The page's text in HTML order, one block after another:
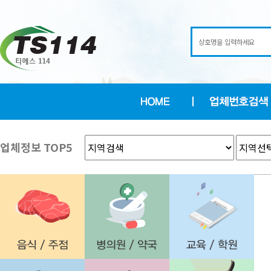
업체정보 TOP5